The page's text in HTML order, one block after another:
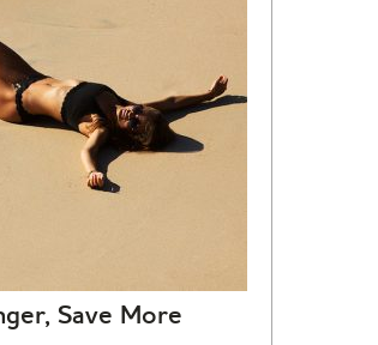
Save More